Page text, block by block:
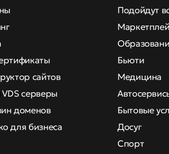
сайтов
VDS серверы
доменов
для бизнеса
Подойдут
Бьюти
Медицина
Бытовые
Досуг
Спорт